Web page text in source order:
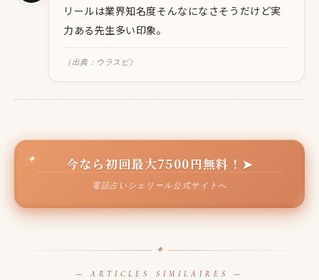
リールは業界知名度そんなになさそうだけど実
力ある先生多い印象。
（出典：ウラスピ）
今なら初回最大7500円無料！➤
電話占いシェリール公式サイトへ
✦
— ARTICLES SIMILAIRES —